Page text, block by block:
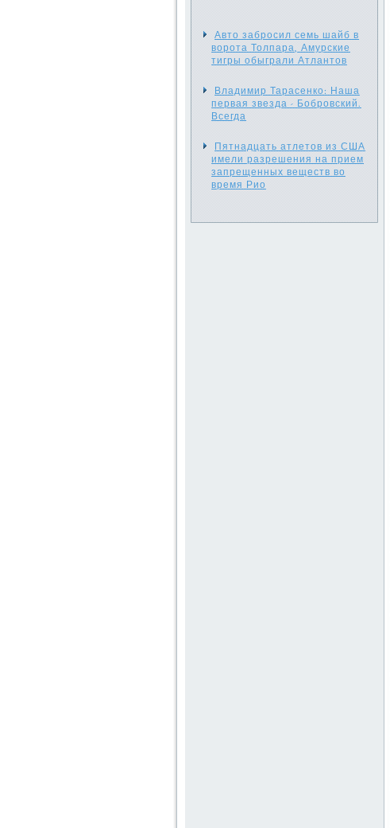
Авто забросил семь шайб в
ворота Толпара, Амурские
тигры обыграли Атлантов
Владимир Тарасенко: Наша
первая звезда - Бобровский.
Всегда
Пятнадцать атлетов из США
имели разрешения на прием
запрещенных веществ во
время Рио